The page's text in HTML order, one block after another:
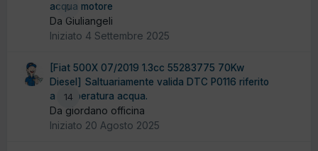
0
acqua motore
Da Giuliangeli
Iniziato 4 Settembre 2025
14
[Fiat 500X 07/2019 1.3cc 55283775 70Kw
Diesel] Saltuariamente valida DTC P0116 riferito
a temperatura acqua.
Da giordano officina
Iniziato 20 Agosto 2025